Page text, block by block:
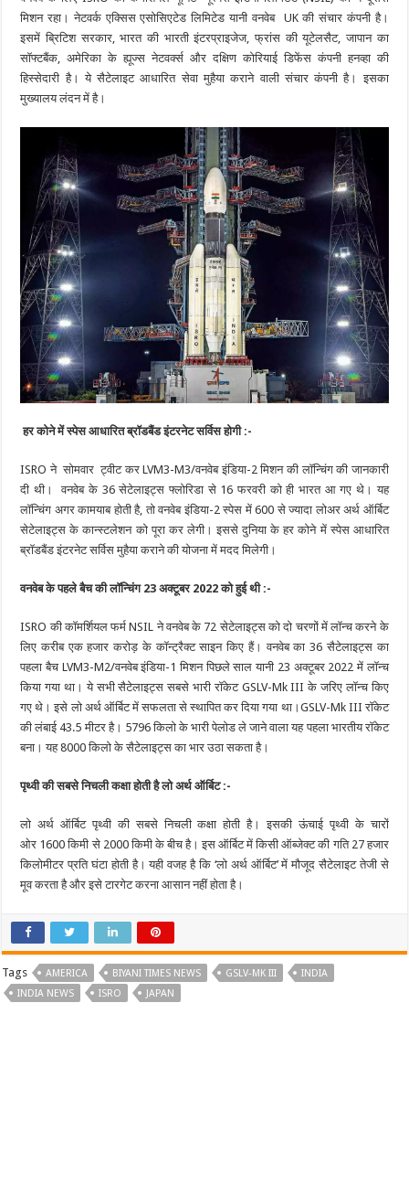
मिशन रहा। नेटवर्क एक्सिस एसोसिएटेड लिमिटेड यानी वनवेब UK की संचार कंपनी है।
इसमें ब्रिटिश सरकार, भारत की भारती इंटरप्राइजेज, फ्रांस की यूटेलसैट, जापान का
सॉफ्टबैंक, अमेरिका के ह्यूज्स नेटवर्क्स और दक्षिण कोरियाई डिफेंस कंपनी हनव्हा की
हिस्सेदारी है। ये सैटेलाइट आधारित सेवा मुहैया कराने वाली संचार कंपनी है। इसका
मुख्यालय लंदन में है।
हर कोने में स्पेस आधारित ब्रॉडबैंड इंटरनेट सर्विस होगी :-
ISRO ने सोमवार ट्वीट कर LVM3-M3/वनवेब इंडिया-2 मिशन की लॉन्चिंग की जानकारी
दी थी। वनवेब के 36 सेटेलाइट्स फ्लोरिडा से 16 फरवरी को ही भारत आ गए थे। यह
लॉन्चिंग अगर कामयाब होती है, तो वनवेब इंडिया-2 स्पेस में 600 से ज्यादा लोअर अर्थ ऑर्बिट
सेटेलाइट्स के कान्स्टलेशन को पूरा कर लेगी। इससे दुनिया के हर कोने में स्पेस आधारित
ब्रॉडबैंड इंटरनेट सर्विस मुहैया कराने की योजना में मदद मिलेगी।
वनवेब के पहले बैच की लॉन्चिंग 23 अक्टूबर 2022 को हुई थी :-
ISRO की कॉमर्शियल फर्म NSIL ने वनवेब के 72 सेटेलाइट्स को दो चरणों में लॉन्च करने के
लिए करीब एक हजार करोड़ के कॉन्ट्रैक्ट साइन किए हैं। वनवेब का 36 सैटेलाइट्स का
पहला बैच LVM3-M2/वनवेब इंडिया-1 मिशन पिछले साल यानी 23 अक्टूबर 2022 में लॉन्च
किया गया था। ये सभी सैटेलाइट्स सबसे भारी रॉकेट GSLV-Mk III के जरिए लॉन्च किए
गए थे। इसे लो अर्थ ऑर्बिट में सफलता से स्थापित कर दिया गया था।GSLV-Mk III रॉकेट
की लंबाई 43.5 मीटर है। 5796 किलो के भारी पेलोड ले जाने वाला यह पहला भारतीय रॉकेट
बना। यह 8000 किलो के सैटेलाइट्स का भार उठा सकता है।
पृथ्वी की सबसे निचली कक्षा होती है लो अर्थ ऑर्बिट :-
लो अर्थ ऑर्बिट पृथ्वी की सबसे निचली कक्षा होती है। इसकी ऊंचाई पृथ्वी के चारों
ओर 1600 किमी से 2000 किमी के बीच है। इस ऑर्बिट में किसी ऑब्जेक्ट की गति 27 हजार
किलोमीटर प्रति घंटा होती है। यही वजह है कि ‘लो अर्थ ऑर्बिट’ में मौजूद सैटेलाइट तेजी से
मूव करता है और इसे टारगेट करना आसान नहीं होता है।
Tags AMERICA BIYANI TIMES NEWS GSLV-MK III
INDIA
INDIA NEWS
ISRO JAPAN